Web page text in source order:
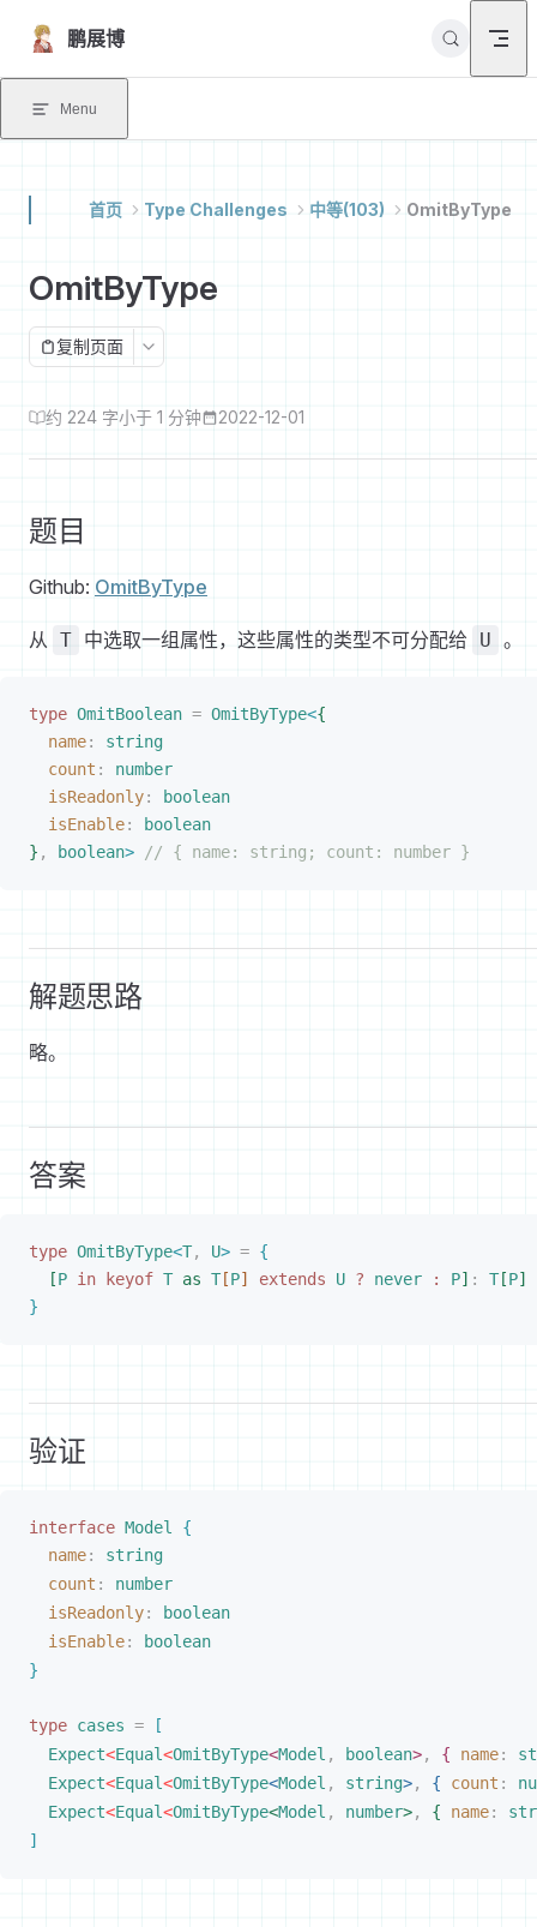
Skip to content
鹏展博
Menu
首页 Type Challenges 中等(103) OmitByType
OmitByType
复制页面
约 224 字小于 1 分钟 2022-12-01
题目
Github: OmitByType
从 T 中选取一组属性，这些属性的类型不可分配给 U 。
type OmitBoolean = OmitByType<{
name: string
count : number
isReadonly:
boolean
isEnable:
boolean
} , boolean> // { name: string; count: number }
解题思路
略。
答案
type OmitByType<T, U> = {
[P in keyof T as T [P] extends U ? never : P] : T [P]
}
验证
interface Model
{
name: string
count : number
isReadonly:
boolean
isEnable:
boolean
}
type cases =
[
Expect<Equal<OmitByType<Model , boolean>, { name:
Expect<Equal<OmitByType<Model , string>, { count :
Expect<Equal<OmitByType<Model , number>, { name:
]